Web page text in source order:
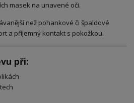
masek na unavené oči.
než pohankové či špaldové
a příjemný kontakt s pokožkou.
při: